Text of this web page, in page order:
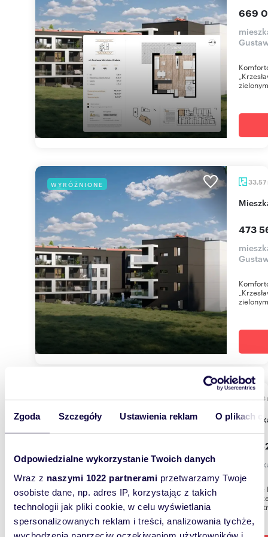
Zgoda Szczegóły Ustawienia reklam O plikach
Odpowiedzialne wykorzystanie Twoich danych
Wraz z naszymi 1022 partnerami przetwarzamy Twoje
osobiste dane, np. adres IP, korzystając z takich
technologii jak pliki cookie, w celu wyświetlania
spersonalizowanych reklam i treści, analizowania tychże,
669
WYRÓŻNIONE 33,57
473
WYRÓŻNIONE 45,73
765